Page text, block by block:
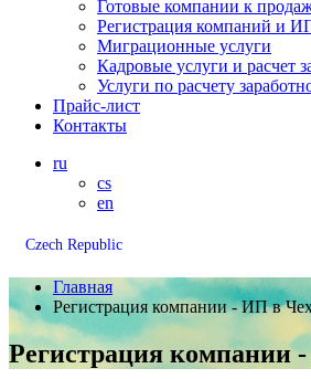
Готовые компании к
Регистрация компаний и
Миграционные услуги
Кадровые услуги и расчет
Услуги по расчету
Прайс-лист
Контакты
ru
cs
en
Czech Republic
Главная
Регистрация компании - ИП в
Регистрация компании